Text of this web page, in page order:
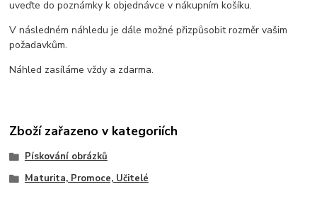
uveďte do poznámky k objednávce v nákupním košíku.
V následném náhledu je dále možné přizpůsobit rozměr vašim
požadavkům.
Náhled zasíláme vždy a zdarma.
Zboží zařazeno v kategoriích
Pískování obrázků
Maturita, Promoce, Učitelé